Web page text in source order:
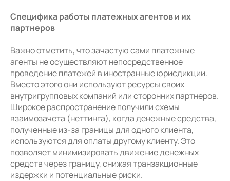
Специфика работы платежных агентов и их
партнеров
Важно отметить, что зачастую сами платежные
агенты не осуществляют непосредственное
проведение платежей в иностранные юрисдикции.
Вместо этого они используют ресурсы своих
внутригрупповых компаний или сторонних партнеров.
Широкое распространение получили схемы
взаимозачета (неттинга), когда денежные средства,
полученные из-за границы для одного клиента,
используются для оплаты другому клиенту. Это
позволяет минимизировать движение денежных
средств через границу, снижая транзакционные
издержки и потенциальные риски.